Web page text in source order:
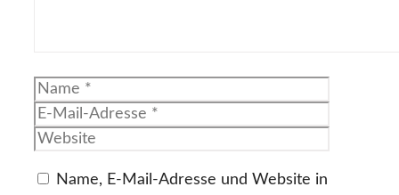
Name
Name, E-Mail-Adresse und Website in